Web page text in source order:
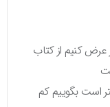
کنیم از کتاب
بگوییم کم